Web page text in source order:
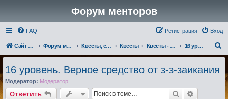
Форум менторов
FAQ Вход
Регистрация
Сайт менторов Форум менторов Квесты, события, репутации Квесты Квесты - Люди 16 уровень
о
16 уровень. Верное средство от з-з-заикания
Модератор: Модератор
Ответить Поиск